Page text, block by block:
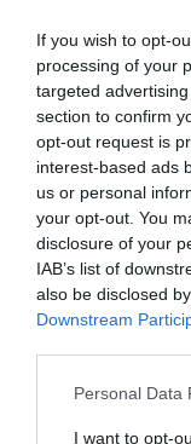
If you wish to opt-
processing of your
targeted
section to confirm
opt-out request is
interest-based ads
us or personal
your opt-out. You
disclosure of your
IAB’s list of
also be disclosed
Downstream
Personal Data
I want to opt-
Nathan
και την
εξειδικευμένο
για συμβολικό
περιβάλλοντα.
με τα
βιοδιασπώμενα
εγγυάται